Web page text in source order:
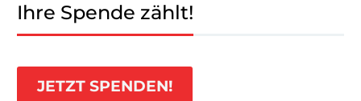
Ihre Spende zählt!
JETZT SPENDEN!